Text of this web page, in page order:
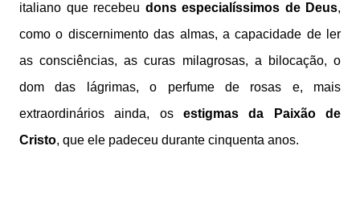
italiano que recebeu dons especialíssimos de Deus,
como o discernimento das almas, a capacidade de ler
as consciências, as curas milagrosas, a bilocação, o
dom das lágrimas, o perfume de rosas e, mais
extraordinários ainda, os estigmas da Paixão de
Cristo, que ele padeceu durante cinquenta anos.